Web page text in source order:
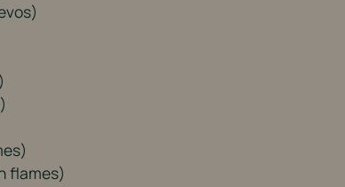
flames)